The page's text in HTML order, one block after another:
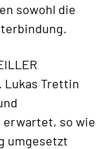
sowohl die
Lukas Trettin
so wie
umgesetzt